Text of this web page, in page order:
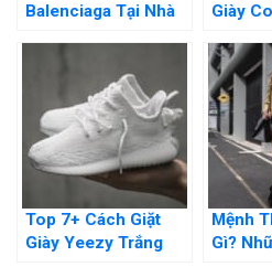
Balenciaga Tại Nhà
Giày
Top 7+ Cách Giặt
Giày Yeezy Trắng
Mệnh
Gì?